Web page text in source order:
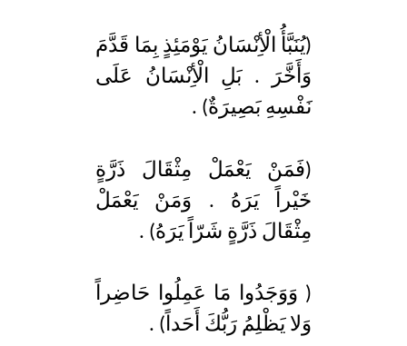
(يُنَبَّأُ الْأِنْسَانُ يَوْمَئِذٍ بِمَا قَدَّمَ
وَأَخَّرَ . بَلِ الْأِنْسَانُ عَلَى
نَفْسِهِ بَصِيرَةٌ) .
(فَمَنْ يَعْمَلْ مِثْقَالَ ذَرَّةٍ
خَيْراً يَرَهُ . وَمَنْ يَعْمَلْ
مِثْقَالَ ذَرَّةٍ شَرّاً يَرَهُ) .
( وَوَجَدُوا مَا عَمِلُوا حَاضِراً
وَلا يَظْلِمُ رَبُّكَ أَحَداً) .